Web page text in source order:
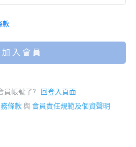
款
加入會員
員帳號了? 回登入頁面
條款與會員責任規範及個資聲明